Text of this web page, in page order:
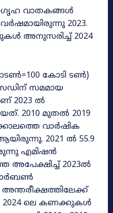
വാതകങ്ങൾ
2023.
അനുസരിച്ച് 2024
കോടി ടൺ)
സമമായ
2023 ൽ
2010 മുതൽ 2019
വാർഷിക
2021 ൽ 55.9
എമിഷൻ
2023ൽ
ലെ കണക്കുകൾ